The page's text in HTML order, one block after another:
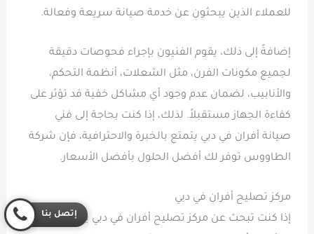
للعملاء الذين يبحثون عن خدمة صيانة سريعة وفعالة.
إضافةً إلى ذلك، يقوم الفنيون بإجراء فحوصات دقيقة
لجميع مكونات الفرن، مثل الشعلات، أنظمة التحكم،
والأنابيب، لضمان عدم وجود أي مشاكل خفية قد تؤثر على
كفاءة الجهاز مستقبلاً. لذلك، إذا كنت بحاجة إلى فني
صيانة أفران في دبي يتمتع بالخبرة والاحترافية، فإن شركة
الطاووس توفر لك أفضل الحلول بأفضل الأسعار.
مركز تصليح أفران في دبي
إذا كنت تبحث عن مركز تصليح أفران في دبي يوفر لك خدمة
إتصل بنا